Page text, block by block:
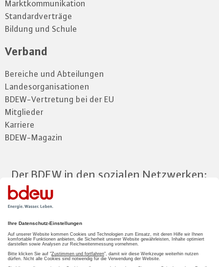
Marktkommunikation
Standardverträge
Bildung und Schule
Verband
Bereiche und Abteilungen
Landesorganisationen
BDEW-Vertretung bei der EU
Mitglieder
Karriere
BDEW-Magazin
Der BDEW in den sozialen Netzwerken:
Zum Mitgliederbereich
LOGIN